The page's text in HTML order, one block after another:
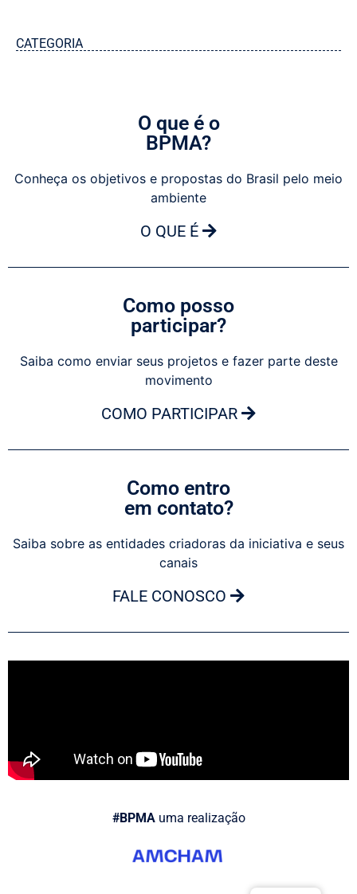
CATEGORIA
O que é o
BPMA?
Conheça os objetivos e propostas do Brasil pelo meio
ambiente
O QUE É
Como posso
participar?
Saiba como enviar seus projetos e fazer parte deste
movimento
COMO PARTICIPAR
Como entro
em contato?
Saiba sobre as entidades criadoras da iniciativa e seus
canais
FALE CONOSCO
#BPMAuma realização